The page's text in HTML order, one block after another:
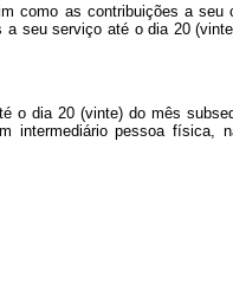
como as contribuições a seu
seu serviço até o dia 20
o dia 20 (vinte) do mês
intermediário pessoa física,